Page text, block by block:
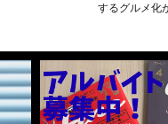
するグルメ化